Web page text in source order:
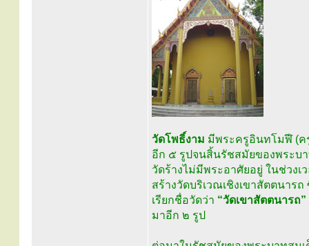
วัดโพธิ์งาม มีพระครูอินทโมฬี (ค
อีก ๕ รูปจนสิ้นรัชสมัยของพระบา
วัดร้างไม่มีพระอาศัยอยู่ ในช่วงเ
สร้างวัดบริเวณเชิงเขาสัตตนาร
เรียกชื่อวัดว่า “วัดเขาสัตตนารถ”
มาอีก ๒ รูป